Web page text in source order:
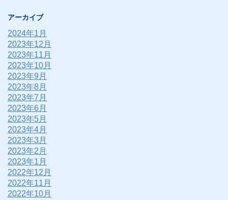
アーカイブ
2024年1月
2023年12月
2023年11月
2023年10月
2023年9月
2023年8月
2023年7月
2023年6月
2023年5月
2023年4月
2023年3月
2023年2月
2023年1月
2022年12月
2022年11月
2022年10月